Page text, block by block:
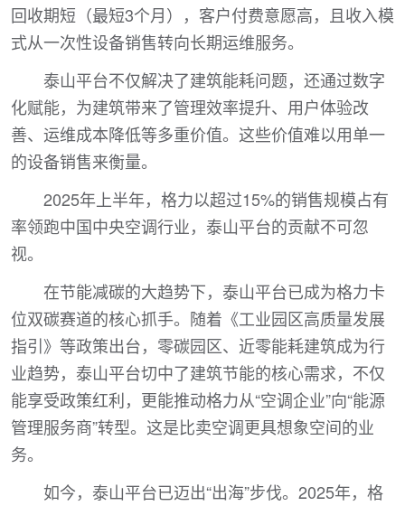
回收期短（最短3个月），客户付费意愿高，且收入模
式从一次性设备销售转向长期运维服务。
泰山平台不仅解决了建筑能耗问题，还通过数字
化赋能，为建筑带来了管理效率提升、用户体验改
善、运维成本降低等多重价值。这些价值难以用单一
的设备销售来衡量。
2025年上半年，格力以超过15%的销售规模占有
率领跑中国中央空调行业，泰山平台的贡献不可忽
视。
在节能减碳的大趋势下，泰山平台已成为格力卡
位双碳赛道的核心抓手。随着《工业园区高质量发展
指引》等政策出台，零碳园区、近零能耗建筑成为行
业趋势，泰山平台切中了建筑节能的核心需求，不仅
能享受政策红利，更能推动格力从“空调企业”向“能源
管理服务商”转型。这是比卖空调更具想象空间的业
务。
如今，泰山平台已迈出“出海”步伐。2025年，格